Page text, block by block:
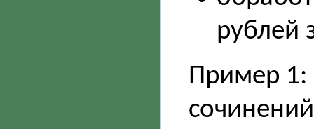
рублей
Пример 1: